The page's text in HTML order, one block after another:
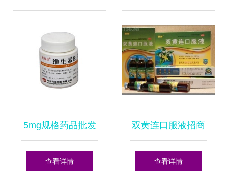
5mg规格药品批发
采购指南 厂家、价
查看详情
双黄连口服液招商
代理全攻略 厂家直
查看详情